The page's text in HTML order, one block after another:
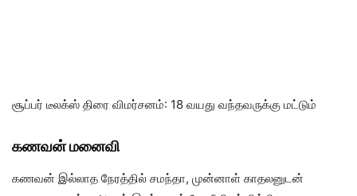
சூப்பர் டீலக்ஸ் திரை விமர்சனம்: 18 வயது வந்தவருக்கு மட்டும்
கணவன் மனைவி
கணவன் இல்லாத நேரத்தில் சமந்தா, முன்னாள் காதலனுடன்